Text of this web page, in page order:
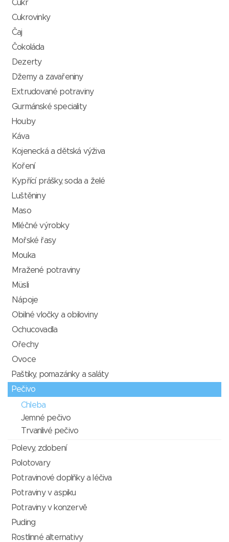
Cukr
Cukrovinky
Čaj
Čokoláda
Dezerty
Džemy a zavařeniny
Extrudované potraviny
Gurmánské speciality
Houby
Káva
Kojenecká a dětská výživa
Koření
Kypřící prášky, soda a želé
Luštěniny
Maso
Mléčné výrobky
Mořské řasy
Mouka
Mražené potraviny
Müsli
Nápoje
Obilné vločky a obiloviny
Ochucovadla
Ořechy
Ovoce
Paštiky, pomazánky a saláty
Pečivo
Chleba
Jemné pečivo
Trvanlivé pečivo
Polevy, zdobení
Polotovary
Potravinové doplňky a léčiva
Potraviny v aspiku
Potraviny v konzervě
Puding
Rostlinné alternativy